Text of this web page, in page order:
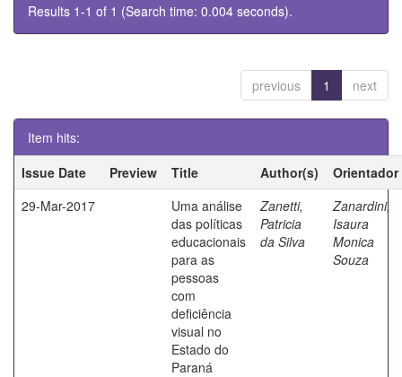
Results 1-1 of 1 (Search time: 0.004 seconds).
previous 1 next
Item hits:
Issue Date
Preview Title Author(s)
Orientador
29-Mar-2017
Uma análise
das políticas
educacionais
para as
pessoas
com
deficiência
visual no
Estado do
Paraná
Zanetti,
Patricia
da Silva
Zanardini,
Isaura
Monica
Souza